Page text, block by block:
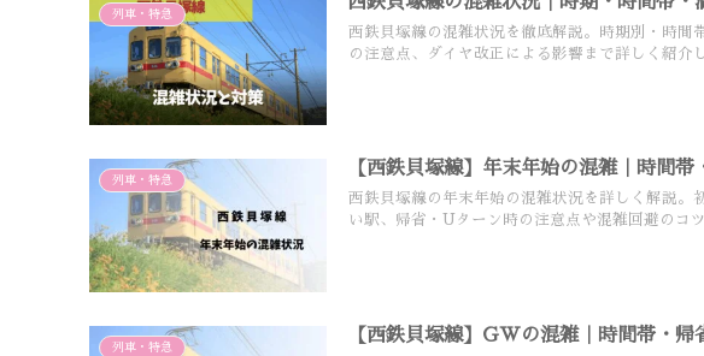
列車・特急
西鉄貝塚線の混雑状況を徹底解説。時期別・時間
の注意点、ダイヤ改正による影響まで詳しく紹介
列車・特急
【西鉄貝塚線】年末年始の混雑｜時間
西鉄貝塚線の年末年始の混雑状況を詳しく解説。
い駅、帰省・Uターン時の注意点や混雑回避のコ
列車・特急
【西鉄貝塚線】GWの混雑｜時間帯・